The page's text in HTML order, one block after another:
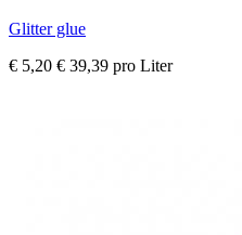
Glitter glue
€ 5,20 € 39,39 pro Liter